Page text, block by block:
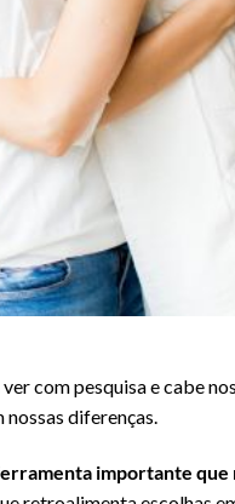
com pesquisa e cabe
diferenças.
importante